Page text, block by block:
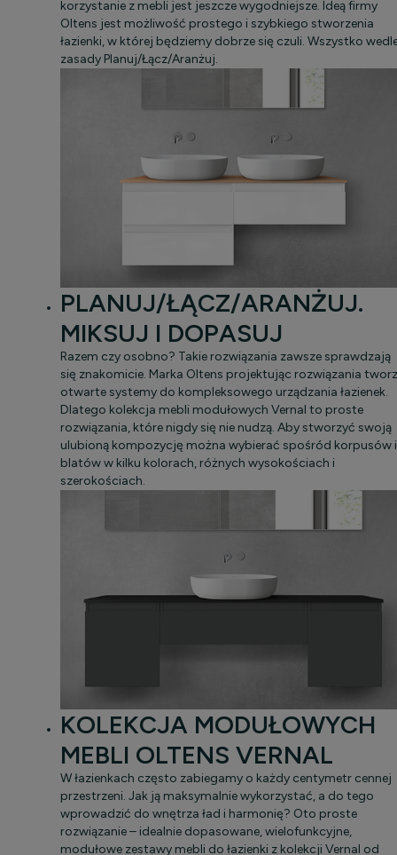
korzystanie z mebli jest jeszcze wygodniejsze. Ideą firmy
Oltens jest możliwość prostego i szybkiego stworzenia
łazienki, w której będziemy dobrze się czuli. Wszystko
zasady Planuj/Łącz/Aranżuj.
PLANUJ/ŁĄCZ/ARANŻUJ.
MIKSUJ I DOPASUJ
Razem czy osobno? Takie rozwiązania zawsze sprawdzają
się znakomicie. Marka Oltens projektując rozwiązania
otwarte systemy do kompleksowego urządzania łazienek.
Dlatego kolekcja mebli modułowych Vernal to proste
rozwiązania, które nigdy się nie nudzą. Aby stworzyć swoją
ulubioną kompozycję można wybierać spośród korpusów i
blatów w kilku kolorach, różnych wysokościach i
szerokościach.
KOLEKCJA MODUŁOWYCH
MEBLI OLTENS VERNAL
W łazienkach często zabiegamy o każdy centymetr cennej
przestrzeni. Jak ją maksymalnie wykorzystać, a do tego
wprowadzić do wnętrza ład i harmonię? Oto proste
rozwiązanie – idealnie dopasowane, wielofunkcyjne,
modułowe zestawy mebli do łazienki z kolekcji Vernal od